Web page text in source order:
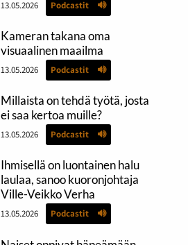
13.05.2026 Podcastit
Kameran takana oma
visuaalinen maailma
13.05.2026 Podcastit
Millaista on tehdä työtä, josta
ei saa kertoa muille?
13.05.2026 Podcastit
Ihmisellä on luontainen halu
laulaa, sanoo kuoronjohtaja
Ville-Veikko Verha
13.05.2026 Podcastit